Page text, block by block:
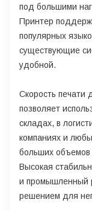
под большими
Принтер
популярных
существующие
удобной.
Скорость печати
позволяет
складах, в
компаниях и
больших объемов
Высокая
и промышленный
решением для